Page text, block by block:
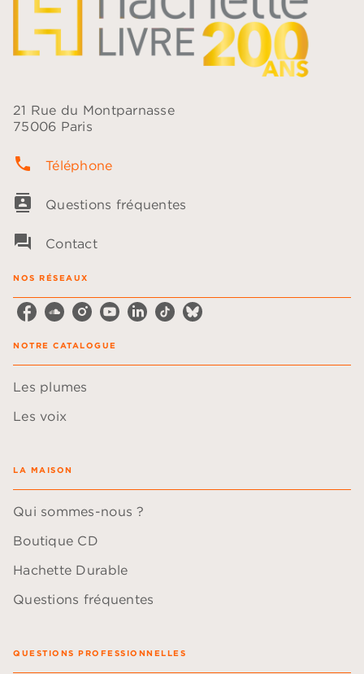
21 Rue du Montparnasse
75006 Paris
phone Téléphone
contacts Questions fréquentes
question_answer Contact
NOS RÉSEAUX
NOTRE CATALOGUE
Les plumes
Les voix
LA MAISON
Qui sommes-nous ?
Boutique CD
Hachette Durable
Questions fréquentes
QUESTIONS PROFESSIONNELLES